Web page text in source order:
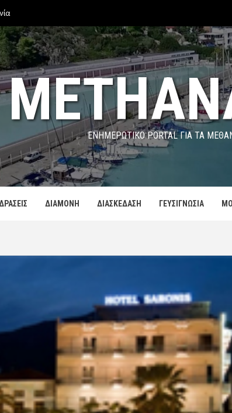
ΕΝΗΜΕΡΩΤΙΚΌ PORTAL ΓΙΑ ΤΑ
ΔΙΑΜΟΝΗ ΔΙΑΣΚΕΔΑΣΗ ΓΕΥΣΙΓΝΩΣΙΑ